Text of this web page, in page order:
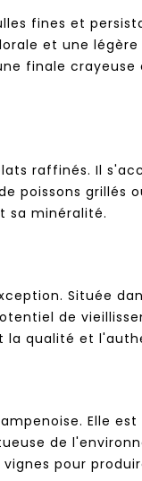
fines et
et une légère
finale crayeuse
raffinés. Il
poissons grillés
sa minéralité.
Située
de
qualité et
Elle
de
pour